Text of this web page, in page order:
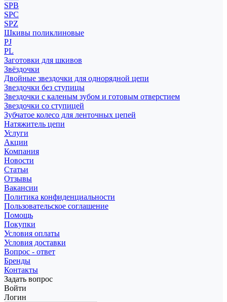
SPB
SPC
SPZ
Шкивы поликлиновые
PJ
PL
Заготовки для шкивов
Звёздочки
Двойные звездочки для однорядной цепи
Звездочки без ступицы
Звездочки с каленым зубом и готовым отверстием
Звездочки со ступицей
Зубчатое колесо для ленточных цепей
Натяжитель цепи
Услуги
Акции
Компания
Новости
Статьи
Отзывы
Вакансии
Политика конфиденциальности
Пользовательское соглашение
Помощь
Покупки
Условия оплаты
Условия доставки
Вопрос - ответ
Бренды
Контакты
Задать вопрос
Войти
Логин